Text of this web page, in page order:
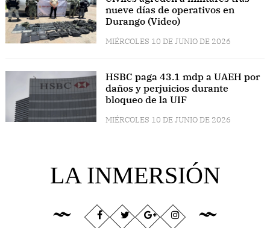
nueve días de operativos en
Durango (Video)
MIÉRCOLES 10 DE JUNIO DE 2026
HSBC paga 43.1 mdp a UAEH por
daños y perjuicios durante
bloqueo de la UIF
MIÉRCOLES 10 DE JUNIO DE 2026
LA INMERSIÓN